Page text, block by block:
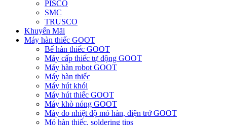
PISCO
SMC
TRUSCO
Khuyến Mãi
Máy hàn thiếc GOOT
Bể hàn thiếc GOOT
Máy cấp thiếc tự động GOOT
Máy hàn robot GOOT
Máy hàn thiếc
Máy hút khói
Máy hút thiếc GOOT
Máy khò nóng GOOT
Máy đo nhiệt độ mỏ hàn, điện trở GOOT
Mỏ hàn thiếc, soldering tips